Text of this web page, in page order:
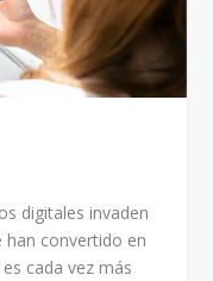
digitales invaden
han convertido en
cada vez más